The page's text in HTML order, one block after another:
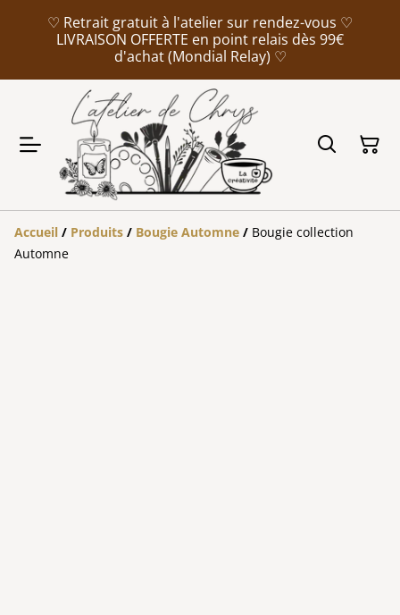
♡ Retrait gratuit à l'atelier sur rendez-vous ♡
LIVRAISON OFFERTE en point relais dès 99€
d'achat (Mondial Relay) ♡
Accueil / Produits / Bougie Automne / Bougie collection
Automne